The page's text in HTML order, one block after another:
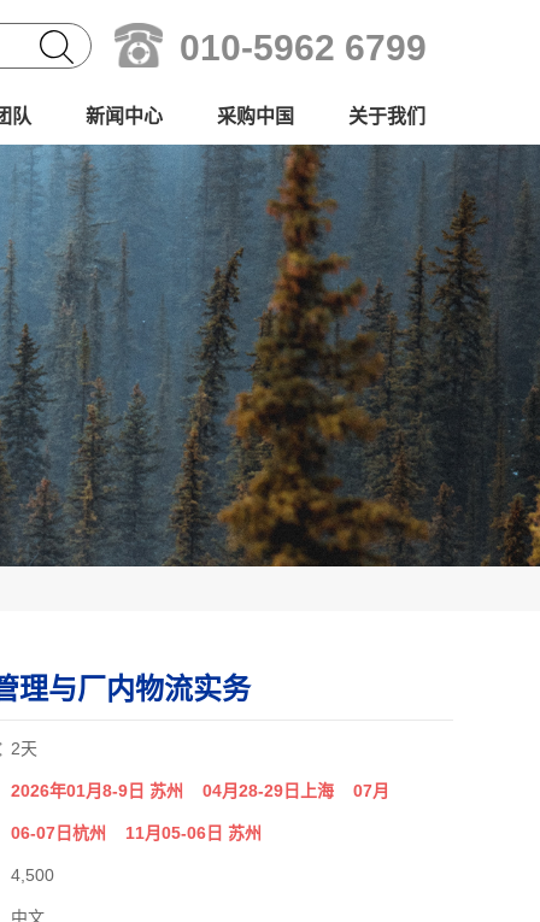
010-5962 6799
队 新闻中心 采购中国 关于我们
理与厂内物流实务
2天
2026年01月8-9日 苏州 04月28-29日上海 07月
06-07日杭州 11月05-06日 苏州
4,500
中文